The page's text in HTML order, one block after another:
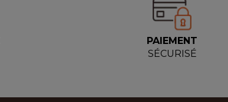
PAIEMENT
SÉCURISÉ